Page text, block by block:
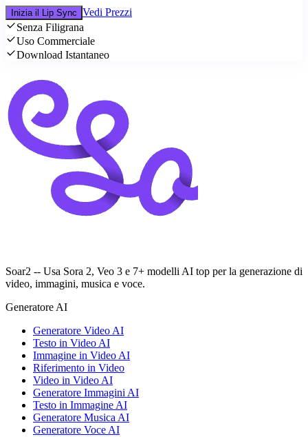
Inizia il Lip Sync Vedi Prezzi
Senza Filigrana
Uso Commerciale
Download Istantaneo
Soar2 -- Usa Sora 2, Veo 3 e 7+ modelli AI top per la generazione di
video, immagini, musica e voce.
Generatore AI
Generatore Video AI
Testo in Video AI
Immagine in Video AI
Riferimento in Video
Video in Video AI
Generatore Immagini AI
Testo in Immagine AI
Generatore Musica AI
Generatore Voce AI